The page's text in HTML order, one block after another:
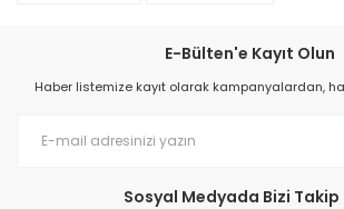
Prime ArtDECO Duvar Kağıdı Tutkalı 500 gr
E-Bülten'e Kayıt Olun
Haber listemize kayıt olarak kampanyalardan,
Sosyal Medyada Bizi Takip